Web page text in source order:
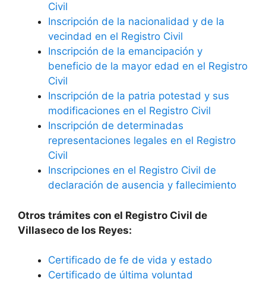
Civil
Inscripción de la nacionalidad y de la
vecindad en el Registro Civil
Inscripción de la emancipación y
beneficio de la mayor edad en el Registro
Civil
Inscripción de la patria potestad y sus
modificaciones en el Registro Civil
Inscripción de determinadas
representaciones legales en el Registro
Civil
Inscripciones en el Registro Civil de
declaración de ausencia y fallecimiento
Otros trámites con el Registro Civil de
Villaseco de los Reyes:
Certificado de fe de vida y estado
Certificado de última voluntad